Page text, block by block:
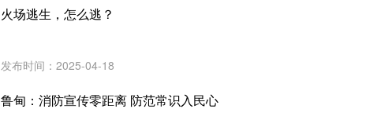
火场逃生，怎么逃？
发布时间：2025-04-18
鲁甸：消防宣传零距离 防范常识入民心